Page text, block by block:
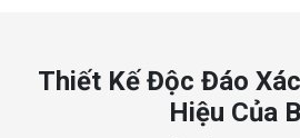
Thiết Kế Độc Đáo
Hiệu Của